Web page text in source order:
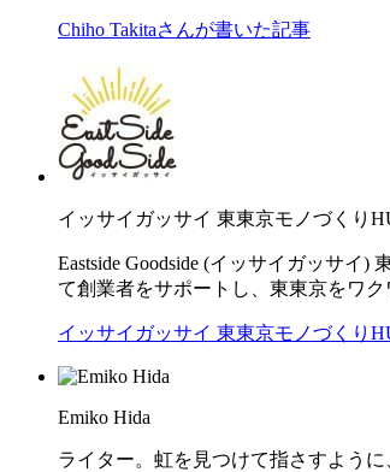
Chiho Takitaさんが書いた記事
イッサイガッサイ 東東京モノづくり
Eastside Goodside (イッサイガッサ
て創業者をサポートし、東東京をワ
イッサイガッサイ 東東京モノづくり
Emiko Hida
ライター。虹を見つけて指さすよう